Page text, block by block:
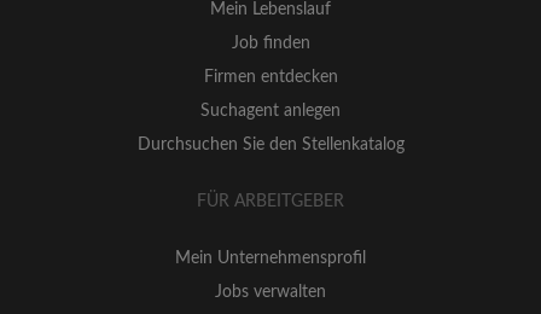
Mein Lebenslauf
Job finden
Firmen entdecken
Suchagent anlegen
Durchsuchen Sie den Stellenkatalog
FÜR ARBEITGEBER
Mein Unternehmensprofil
Jobs verwalten